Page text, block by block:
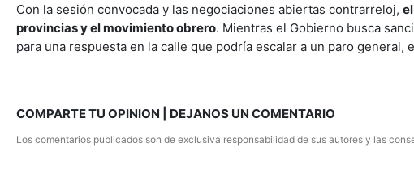
Con la sesión convocada y las negociaciones abiertas contrarreloj,
provincias y el movimiento obrero. Mientras el Gobierno busca
para una respuesta en la calle que podría escalar a un paro
COMPARTE TU OPINION | DEJANOS UN COMENTARIO
Los comentarios publicados son de exclusiva responsabilidad de sus autores y las